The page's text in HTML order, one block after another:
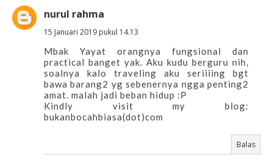
nurul rahma
15 Januari 2019 pukul 14.13
Mbak Yayat orangnya fungsional dan
practical banget yak. Aku kudu berguru nih,
soalnya kalo traveling aku seriiiing bgt
bawa barang2 yg sebenernya ngga penting2
amat. malah jadi beban hidup :P
Kindly visit my blog:
bukanbocahbiasa(dot)com
Balas